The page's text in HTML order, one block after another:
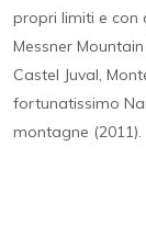
propri limiti e con
Messner
Castel Juval,
fortunatissimo
montagne (2011).